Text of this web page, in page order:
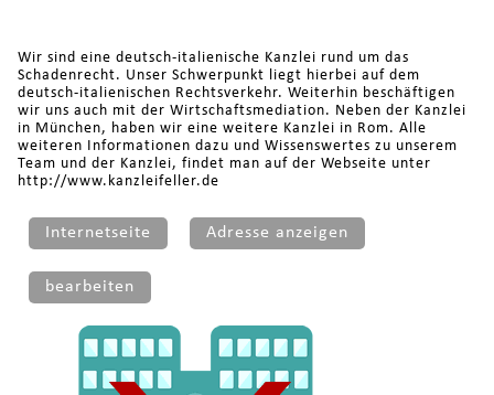
Wir sind eine deutsch-italienische Kanzlei rund um das
Schadenrecht. Unser Schwerpunkt liegt hierbei auf dem
deutsch-italienischen Rechtsverkehr. Weiterhin beschäftigen
wir uns auch mit der Wirtschaftsmediation. Neben der Kanzlei
in München, haben wir eine weitere Kanzlei in Rom. Alle
weiteren Informationen dazu und Wissenswertes zu unserem
Team und der Kanzlei, findet man auf der Webseite unter
http://www.kanzleifeller.de
Internetseite Adresse anzeigen
bearbeiten